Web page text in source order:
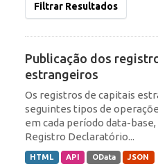
Filtrar Resultados
Publicação dos
estrangeiros
Os registros de capitais
seguintes tipos de
em cada período data-
Registro Declaratório...
HTML API OData JSON